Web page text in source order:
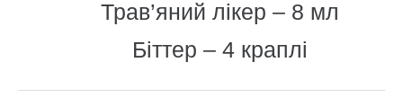
Трав’яний лікер – 8 мл
Біттер – 4 краплі